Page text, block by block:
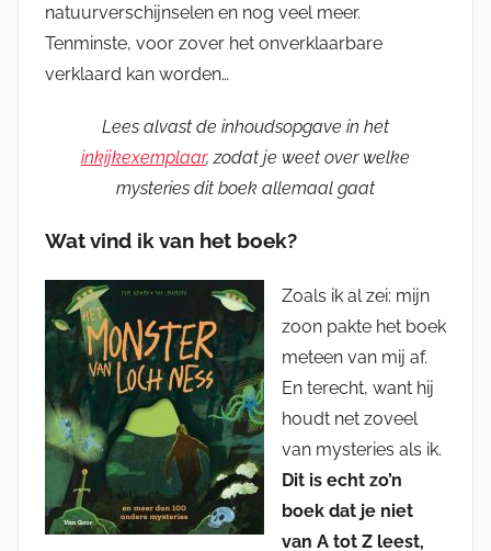
natuurverschijnselen en nog veel meer.
Tenminste, voor zover het onverklaarbare
verklaard kan worden…
Lees alvast de inhoudsopgave in het
inkijkexemplaar, zodat je weet over welke
mysteries dit boek allemaal gaat
Wat vind ik van het boek?
Zoals ik al zei: mijn
zoon pakte het boek
meteen van mij af.
En terecht, want hij
houdt net zoveel
van mysteries als ik.
Dit is echt zo’n
boek dat je niet
van A tot Z leest,